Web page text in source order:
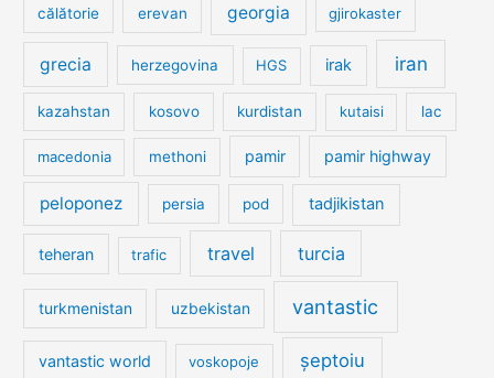
călătorie erevan georgia gjirokaster
grecia herzegovina HGS irak iran
kazahstan kosovo kurdistan kutaisi lac
macedonia methoni pamir pamir highway
peloponez persia pod tadjikistan
teheran trafic travel turcia
turkmenistan uzbekistan vantastic
vantastic world voskopoje șeptoiu